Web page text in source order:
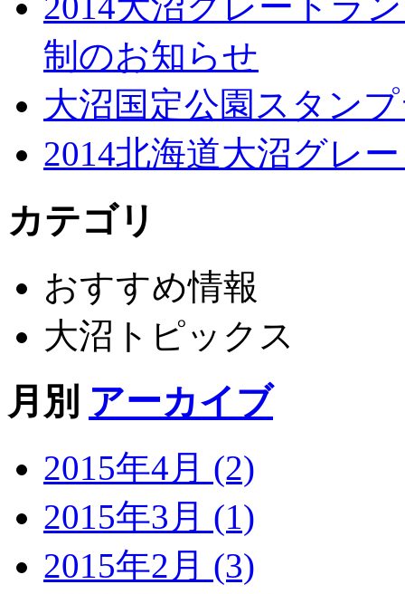
制のお知らせ
大沼国定公園スタン
2014北海道大沼グレ
カテゴリ
おすすめ情報
大沼トピックス
月別 アーカイブ
2015年4月 (2)
2015年3月 (1)
2015年2月 (3)